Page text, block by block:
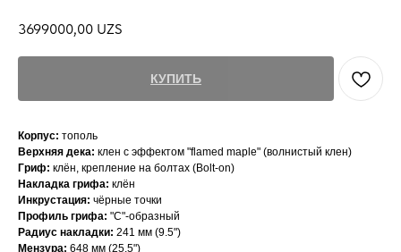
3699000,00 UZS
КУПИТЬ
Корпус: тополь
Верхняя дека: клен с эффектом "flamed maple" (волнистый клен)
Гриф: клён, крепление на болтах (Bolt-on)
Накладка грифа: клён
Инкрустация: чёрные точки
Профиль грифа: "C"-образный
Радиус накладки: 241 мм (9.5")
Мензура: 648 мм (25.5")